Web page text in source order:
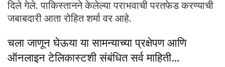
दिले गेले. पाकिस्तानने केलेल्या पराभवाची परतफेड करण्याची
जबाबदारी आता रोहित शर्मा वर आहे.
चला जाणून घेऊया या सामन्याच्या प्रक्षेपण आणि
ऑनलाइन टेलिकास्टशी संबंधित सर्व माहिती…